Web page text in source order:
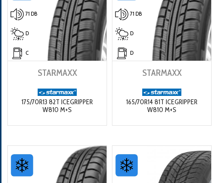
71 DB
D
C
STARMAXX
175/70R13 82T ICEGRIPPER
W810 M+S
71 DB
D
D
STARMAXX
165/70R14 81T ICEGRIPPER
W810 M+S